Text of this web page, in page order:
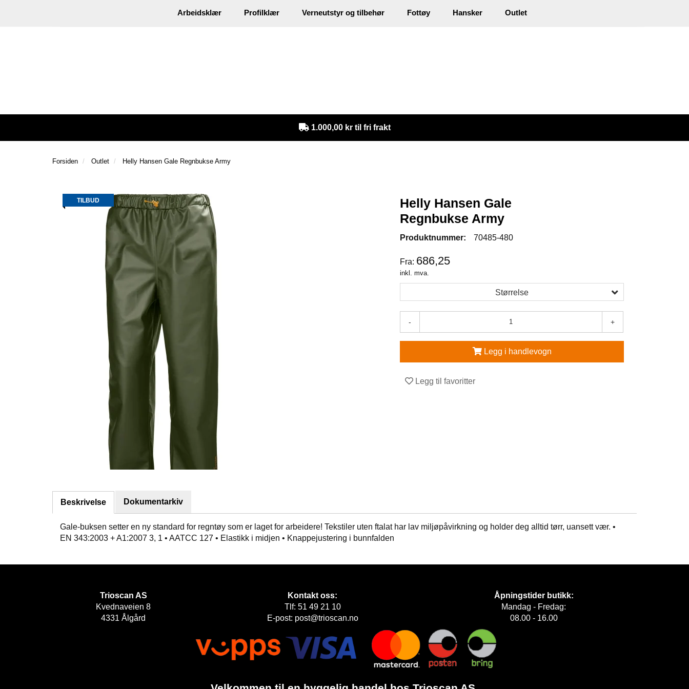
inkl. mva. Min side
Arbeidsklær Profilklær Verneutstyr og tilbehør Fottøy Hansker Outlet
1.000,00 kr til fri frakt
Forsiden Outlet Helly Hansen Gale Regnbukse Army
TILBUD
Helly Hansen Gale
Regnbukse Army
Produktnummer: 70485-480
Fra: 686,25
inkl. mva.
Størrelse
- +
Legg i handlevogn
Legg til favoritter
Beskrivelse Dokumentarkiv
Gale-buksen setter en ny standard for regntøy som er laget for arbeidere! Tekstiler uten ftalat har lav miljøpåvirkning og holder deg alltid tørr, uansett vær. •
EN 343:2003 + A1:2007 3, 1 • AATCC 127 • Elastikk i midjen • Knappejustering i bunnfalden
Trioscan AS
Kvednaveien 8
4331 Ålgård
Kontakt oss:
Tlf: 51 49 21 10
E-post: post@trioscan.no
Åpningstider butikk:
Mandag - Fredag:
08.00 - 16.00